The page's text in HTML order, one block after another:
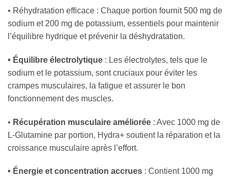
• Réhydratation efficace : Chaque portion fournit 500 mg de
sodium et 200 mg de potassium, essentiels pour maintenir
l’équilibre hydrique et prévenir la déshydratation.
• Équilibre électrolytique : Les électrolytes, tels que le
sodium et le potassium, sont cruciaux pour éviter les
crampes musculaires, la fatigue et assurer le bon
fonctionnement des muscles.
• Récupération musculaire améliorée : Avec 1000 mg de
L-Glutamine par portion, Hydra+ soutient la réparation et la
croissance musculaire après l’effort.
• Énergie et concentration accrues : Contient 1000 mg